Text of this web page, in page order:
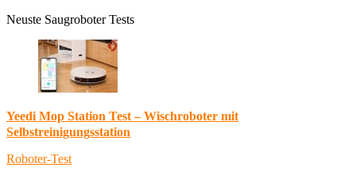
Neuste Saugroboter Tests
Yeedi Mop Station Test – Wischroboter mit
Selbstreinigungsstation
Roboter-Test